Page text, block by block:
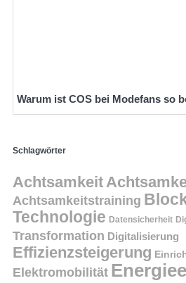
Warum ist COS bei Modefans so
Schlagwörter
Achtsamkeit
Achtsamkeitstraining
Technologie Datensicherheit
Transformation Digitalisierung
Effizienzsteigerung
Elektromobilität